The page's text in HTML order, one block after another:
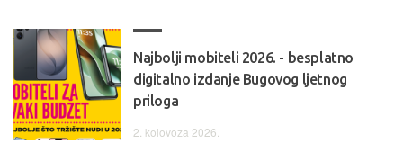
Najbolji mobiteli 2026. - besplatno
digitalno izdanje Bugovog ljetnog
priloga
2. kolovoza 2026.